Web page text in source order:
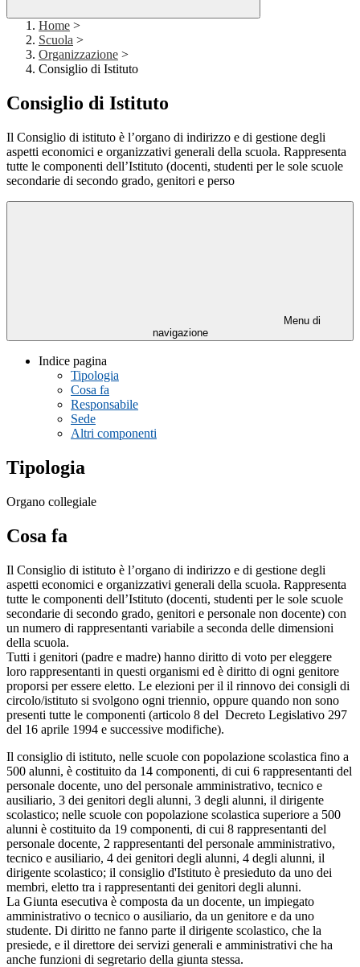
Home >
Scuola >
Organizzazione >
Consiglio di Istituto
Consiglio di Istituto
Il Consiglio di istituto è l’organo di indirizzo e di gestione degli
aspetti economici e organizzativi generali della scuola. Rappresenta
tutte le componenti dell’Istituto (docenti, studenti per le sole scuole
secondarie di secondo grado, genitori e perso
Menu di
navigazione
Indice pagina
Tipologia
Cosa fa
Responsabile
Sede
Altri componenti
Tipologia
Organo collegiale
Cosa fa
Il Consiglio di istituto è l’organo di indirizzo e di gestione degli
aspetti economici e organizzativi generali della scuola. Rappresenta
tutte le componenti dell’Istituto (docenti, studenti per le sole scuole
secondarie di secondo grado, genitori e personale non docente) con
un numero di rappresentanti variabile a seconda delle dimensioni
della scuola.
Tutti i genitori (padre e madre) hanno diritto di voto per eleggere
loro rappresentanti in questi organismi ed è diritto di ogni genitore
proporsi per essere eletto. Le elezioni per il il rinnovo dei consigli di
circolo/istituto si svolgono ogni triennio, oppure quando non sono
presenti tutte le componenti (articolo 8 del Decreto Legislativo 297
del 16 aprile 1994 e successive modifiche).
Il consiglio di istituto, nelle scuole con popolazione scolastica fino a
500 alunni, è costituito da 14 componenti, di cui 6 rappresentanti del
personale docente, uno del personale amministrativo, tecnico e
ausiliario, 3 dei genitori degli alunni, 3 degli alunni, il dirigente
scolastico; nelle scuole con popolazione scolastica superiore a 500
alunni è costituito da 19 componenti, di cui 8 rappresentanti del
personale docente, 2 rappresentanti del personale amministrativo,
tecnico e ausiliario, 4 dei genitori degli alunni, 4 degli alunni, il
dirigente scolastico; il consiglio d'Istituto è presieduto da uno dei
membri, eletto tra i rappresentanti dei genitori degli alunni.
La Giunta esecutiva è composta da un docente, un impiegato
amministrativo o tecnico o ausiliario, da un genitore e da uno
studente. Di diritto ne fanno parte il dirigente scolastico, che la
presiede, e il direttore dei servizi generali e amministrativi che ha
anche funzioni di segretario della giunta stessa.